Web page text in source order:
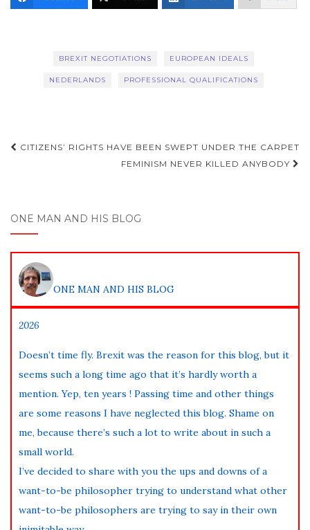
BREXIT NEGOTIATIONS EUROPEAN IDEALS
NEDERLANDS PROFESSIONAL QUALIFICATIONS
Post
CITIZENS’ RIGHTS HAVE BEEN SWEPT UNDER THE CARPET
FEMINISM NEVER KILLED ANYBODY
ONE MAN AND HIS BLOG
ONE MAN AND HIS BLOG
2026
Doesn’t time fly. Brexit was the reason for this blog, but it
seems such a long time ago that it’s hardly worth a
mention. Yep, ten years ! Passing time and other things
are some reasons I have neglected this blog. Shame on
me, because there’s such a lot to write about in such a
small world.
I’ve decided to share with you the ups and downs of a
want-to-be philosopher trying to understand what other
want-to-be philosophers are trying to say in their own